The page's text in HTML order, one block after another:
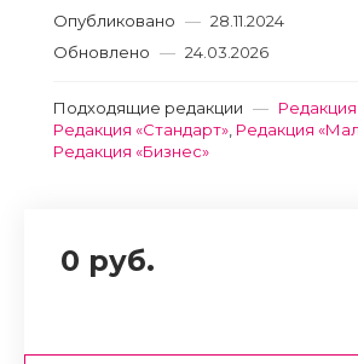
Опубликовано — 28.11.2024
Обновлено — 24.03.2026
Подходящие редакции —
Редакция «Стандарт» Редакция
Редакция «Бизнес»
0 руб.